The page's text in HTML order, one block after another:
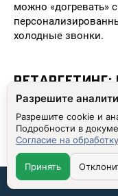
можно «догревать»
холодные звонки.
УЖЕ
90% людей не
это ваш шанс
Как делать:
Реклама в
Связаться со мной:
Разрешите
Разрешите cookie и
Подробности в
Согласие на
Принять